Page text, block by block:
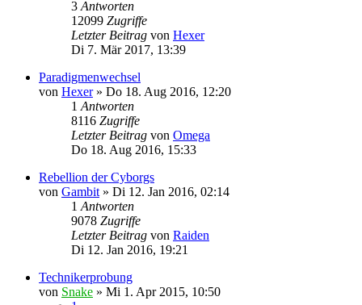
3 Antworten
12099 Zugriffe
Letzter Beitrag von Hexer
Di 7. Mär 2017, 13:39
Paradigmenwechsel
von Hexer» Do 18. Aug 2016, 12:20
1 Antworten
8116 Zugriffe
Letzter Beitrag von Omega
Do 18. Aug 2016, 15:33
Rebellion der Cyborgs
von Gambit » Di 12. Jan 2016, 02:14
1 Antworten
9078 Zugriffe
Letzter Beitrag von Raiden
Di 12. Jan 2016, 19:21
Technikerprobung
von Snake » Mi 1. Apr 2015, 10:50